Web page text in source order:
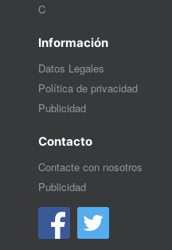
C
Información
Datos Legales
Política de privacidad
Publicidad
Contacto
Contacte con nosotros
Publicidad